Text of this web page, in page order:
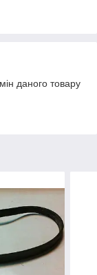
даного товару